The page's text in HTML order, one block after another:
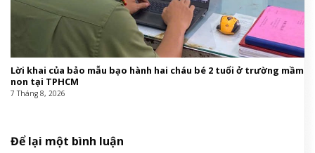
Lời khai của bảo mẫu bạo hành hai cháu bé 2 tuổi ở trường mầm
non tại TPHCM
7 Tháng 8, 2026
Để lại một bình luận